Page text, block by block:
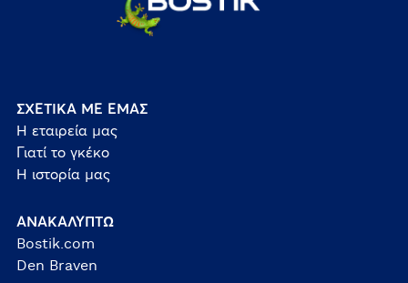
ΣΧΕΤΙΚΑ ΜΕ ΕΜΑΣ
Η εταιρεία μας
Γιατί το γκέκο
Η ιστορία μας
ΑΝΑΚΑΛΥΠΤΩ
Bostik.com
Den Braven